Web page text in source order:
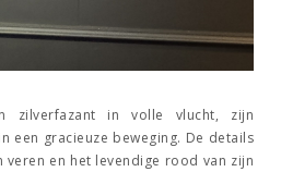
zilverfazant in volle vlucht, zijn
een gracieuze beweging. De details
veren en het levendige rood van zijn